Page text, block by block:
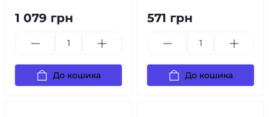
1 079 грн
До кошика
571 грн
До кошика